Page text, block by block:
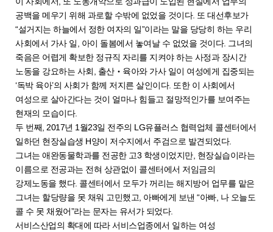
공백을 메우기 위해 과로할 수밖에 없었을 것이다. 또 대선후보가
“설거지는 하늘에서 정한 여자의 일”이라는 말을 당당히 하는 우리
사회에서 가사 일, 아이 돌봄에서 놓여날 수 없었을 것이다. 그녀의
죽음은 어렵게 확보한 정규직 자리를 지켜야 하는 사정과 장시간
노동을 강요하는 사회, 출산‧육아와 가사 일이 여성에게 집중되는
‘독박 육아’의 사회가 함께 저지른 살인이다. 또한 이 사회에서
여성으로 살아간다는 것이 얼마나 힘들고 절망적인가를 보여주는
현재의 모습이다.
두 번째, 2017년 1월23일 전주의 LG유플러스 협력업체 콜센터에서
일하던 현장실습생 H양이 저수지에서 주검으로 발견되었다.
그녀는 애완동물학과를 전공한 고3 학생이었지만, 현장실습이라는
이름으로 전공과는 전혀 상관없이 콜센터에서 저임금의
강제노동을 했다. 콜센터에서 모두가 꺼리는 해지방어 업무를 맡은
그녀는 할당량을 못 채워 고민했고, 아빠에게 보낸 “아빠, 나 오늘도
콜 수 못 채웠어”라는 문자는 유서가 되었다.
서비스산업의 확대에 따라 서비스업종에서 일하는 여성